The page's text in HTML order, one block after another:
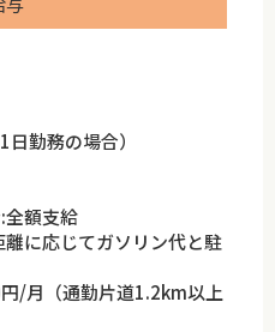
勤務の場合）
全額支給
に応じてガソリン代と駐
/月（通勤片道1.2km以上